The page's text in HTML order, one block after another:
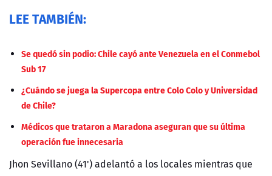
LEE TAMBIÉN:
Se quedó sin podio: Chile cayó ante Venezuela en el Conmebol
Sub 17
¿Cuándo se juega la Supercopa entre Colo Colo y Universidad
de Chile?
Médicos que trataron a Maradona aseguran que su última
operación fue innecesaria
Jhon Sevillano (41') adelantó a los locales mientras que